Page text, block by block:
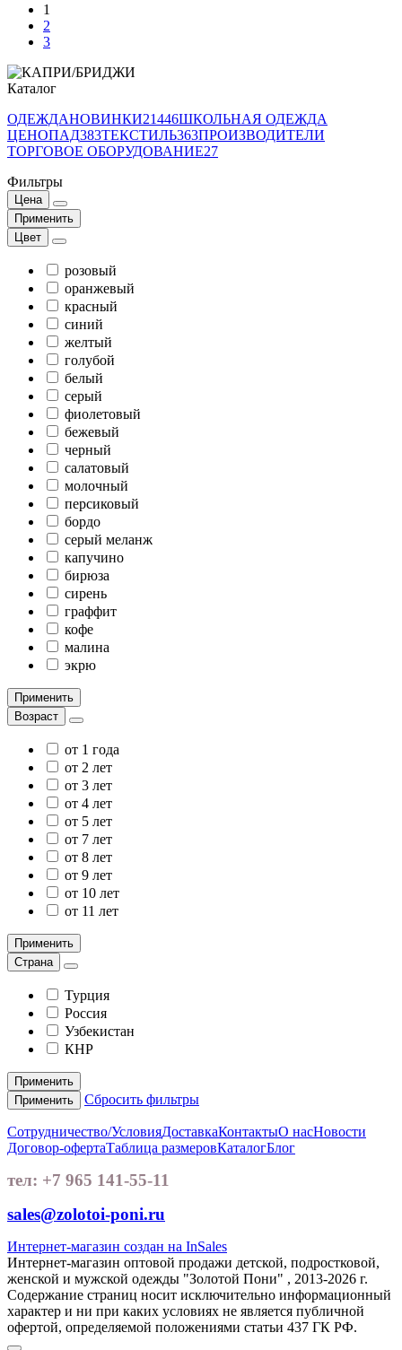
1
2
3
Каталог
ОДЕЖДАНОВИНКИ21446ШКОЛЬНАЯ ОДЕЖДА
ЦЕНОПАД383ТЕКСТИЛЬ363ПРОИЗВОДИТЕЛИ
ТОРГОВОЕ ОБОРУДОВАНИЕ27
Фильтры
Цена
Применить
Цвет
розовый
оранжевый
красный
синий
желтый
голубой
белый
серый
фиолетовый
бежевый
черный
салатовый
молочный
персиковый
бордо
серый меланж
капучино
бирюза
сирень
граффит
кофе
малина
экрю
Применить
Возраст
от 1 года
от 2 лет
от 3 лет
от 4 лет
от 5 лет
от 7 лет
от 8 лет
от 9 лет
от 10 лет
от 11 лет
Применить
Страна
Турция
Россия
Узбекистан
КНР
Применить
Применить
Сбросить фильтры
Сотрудничество/УсловияДоставкаКонтактыО насНовости
Договор-офертаТаблица размеровКаталогБлог
тел: +7 965 141-55-11
sales@zolotoi-poni.ru
Интернет-магазин создан на InSales
Интернет-магазин оптовой продажи детской, подростковой,
женской и мужской одежды "Золотой Пони" , 2013-2026 г.
Содержание страниц носит исключительно информационный
характер и ни при каких условиях не является публичной
офертой, определяемой положениями статьи 437 ГК РФ.